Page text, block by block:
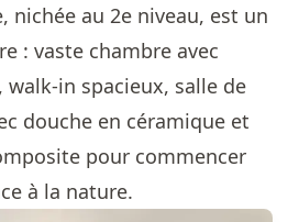
nichée au 2e niveau, est un
: vaste chambre avec
walk-in spacieux, salle de
douche en céramique et
pour commencer
à la nature.